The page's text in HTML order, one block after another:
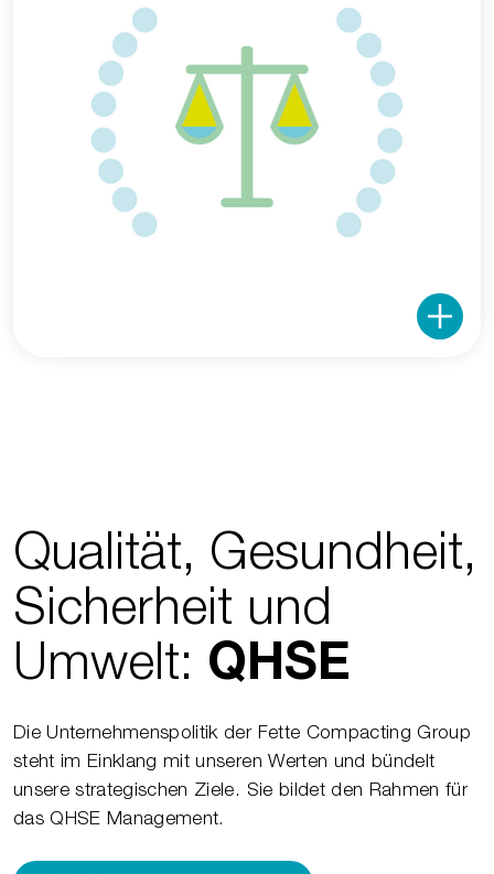
Qualität, Gesundheit,
Sicherheit und
Umwelt: QHSE
Die Unternehmenspolitik der Fette Compacting Group
steht im Einklang mit unseren Werten und bündelt
unsere strategischen Ziele. Sie bildet den Rahmen für
das QHSE Management.